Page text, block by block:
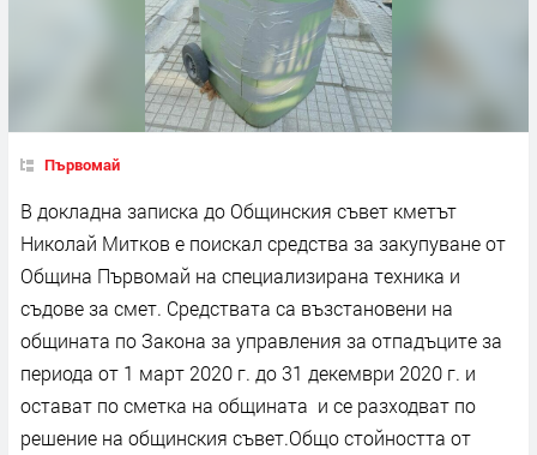
Първомай
В докладна записка до Общинския съвет кметът
Николай Митков е поискал средства за закупуване от
Община Първомай на специализирана техника и
съдове за смет. Средствата са възстановени на
общината по Закона за управления за отпадъците за
периода от 1 март 2020 г. до 31 декември 2020 г. и
остават по сметка на общината и се разходват по
решение на общинския съвет.Общо стойността от